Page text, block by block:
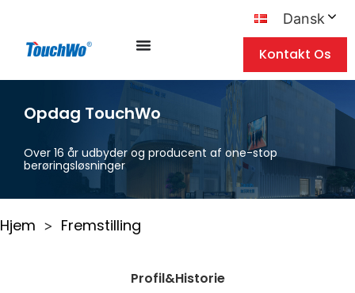
Dansk
Kontakt Os
Opdag TouchWo
Over 16 år udbyder og producent af one-stop
berøringsløsninger
Hjem > Fremstilling
Profil&Historie